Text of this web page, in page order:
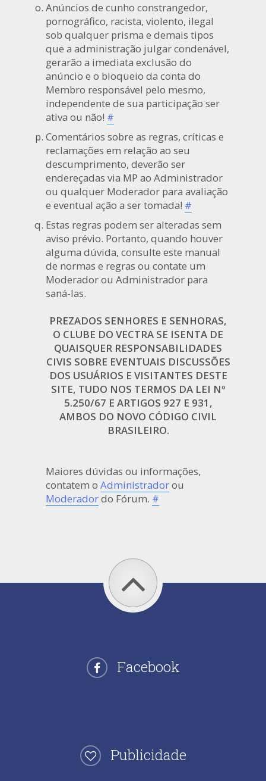
Anúncios de cunho constrangedor,
pornográfico, racista, violento, ilegal
sob qualquer prisma e demais tipos
que a administração julgar condenável,
gerarão a imediata exclusão do
anúncio e o bloqueio da conta do
Membro responsável pelo mesmo,
independente de sua participação ser
ativa ou não! #
Comentários sobre as regras, críticas e
reclamações em relação ao seu
descumprimento, deverão ser
endereçadas via MP ao Administrador
ou qualquer Moderador para avaliação
e eventual ação a ser tomada! #
Estas regras podem ser alteradas sem
aviso prévio. Portanto, quando houver
alguma dúvida, consulte este manual
de normas e regras ou contate um
Moderador ou Administrador para
saná-las.
PREZADOS SENHORES E SENHORAS,
O CLUBE DO VECTRA SE ISENTA DE
QUAISQUER RESPONSABILIDADES
CIVIS SOBRE EVENTUAIS DISCUSSÕES
DOS USUÁRIOS E VISITANTES DESTE
SITE, TUDO NOS TERMOS DA LEI Nº
5.250/67 E ARTIGOS 927 E 931,
AMBOS DO NOVO CÓDIGO CIVIL
BRASILEIRO.
Maiores dúvidas ou informações,
contatem oAdministradorou
Moderadordo Fórum. #
Facebook
Publicidade